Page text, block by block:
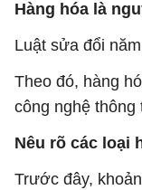
Hàng hóa là
Luật sửa đổi
Theo đó, hàng
công nghệ
Nêu rõ các loại
Trước đây,